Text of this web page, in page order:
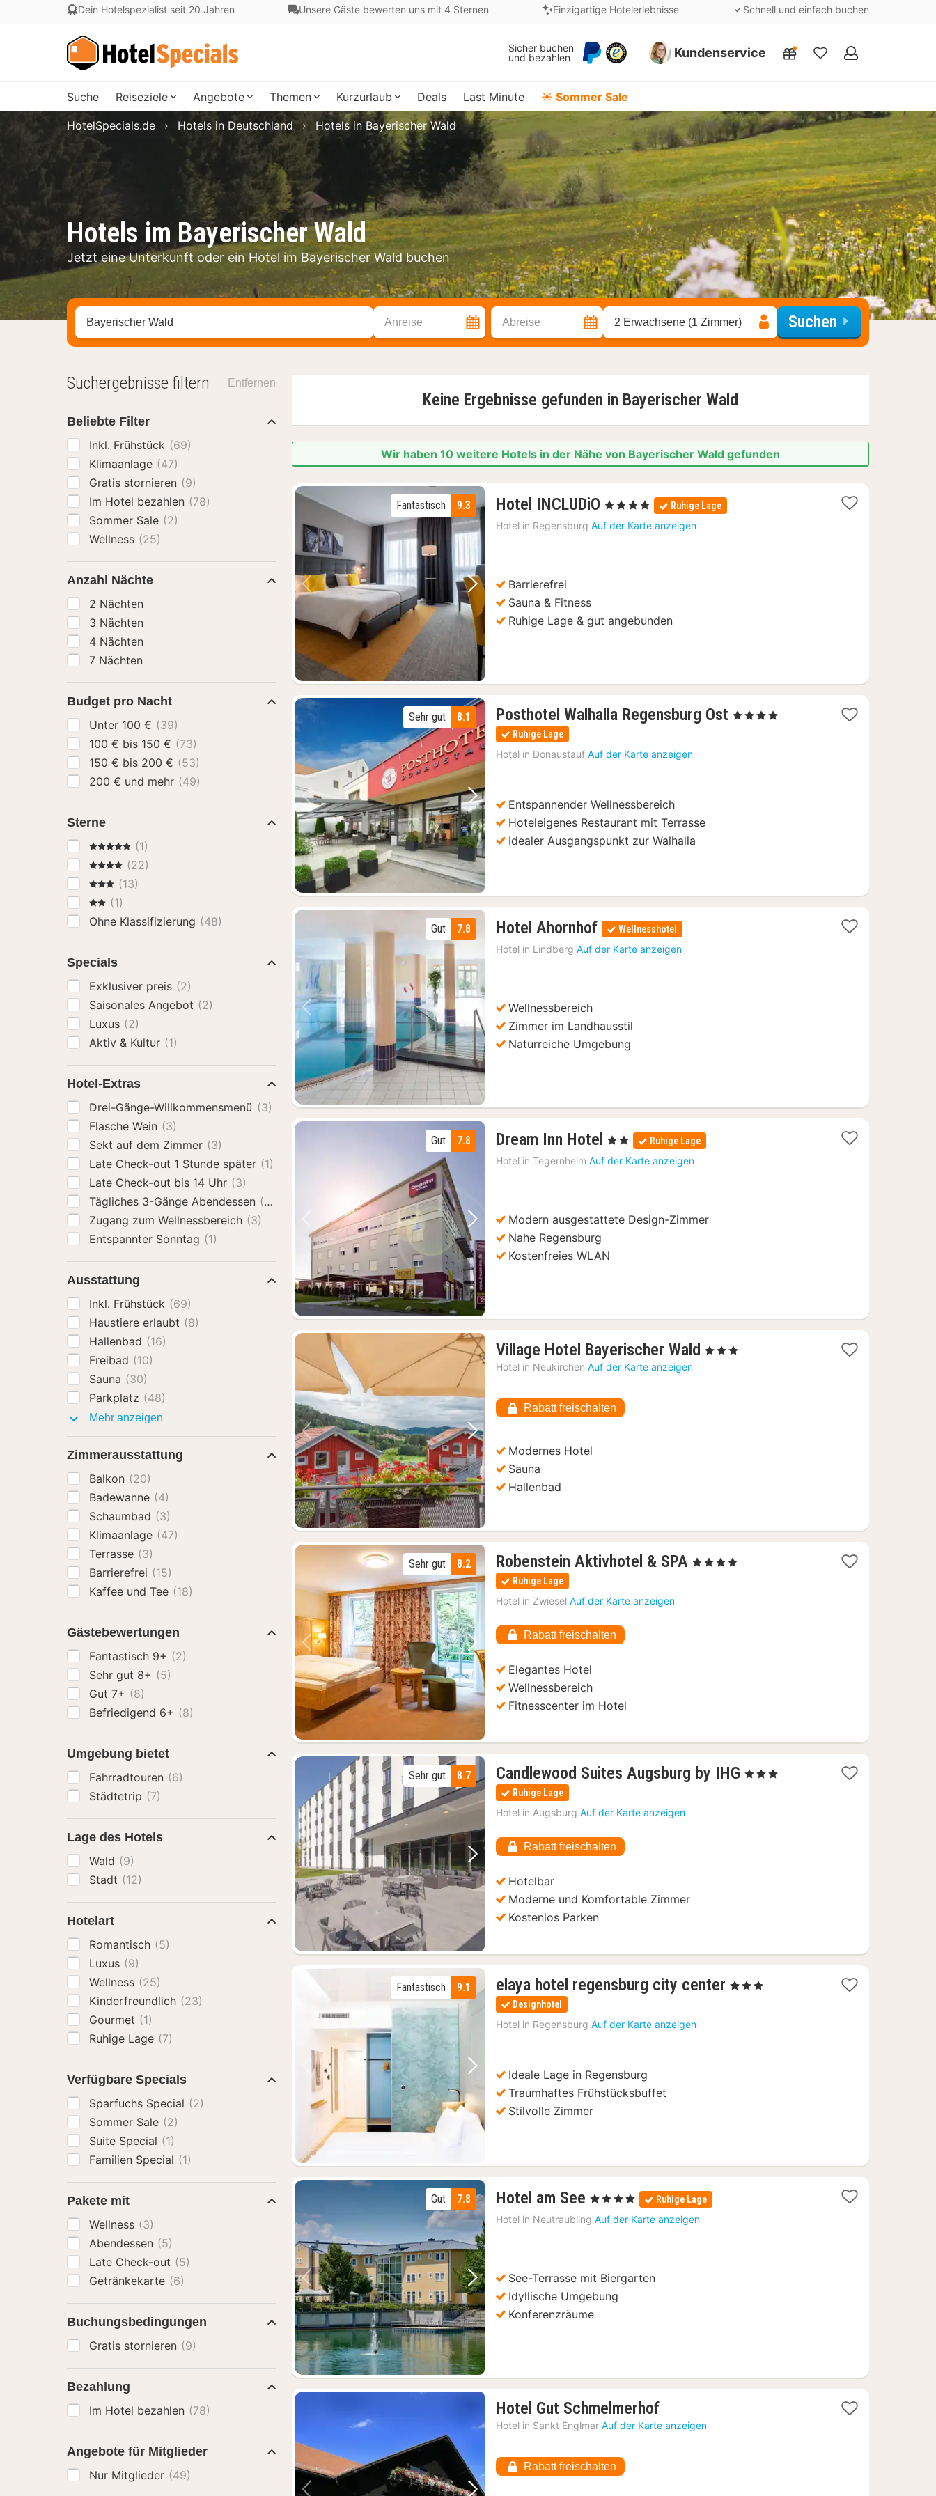
Dein Hotelspezialist seit 20 Jahren Unsere Gäste bewerten uns mit 4 Sternen Einzigartige Hotelerlebnisse Schnell und einfach buchen
Sicher buchen
und bezahlen
Kundenservice
Meine
Suche Reiseziele Angebote Themen Kurzurlaub Deals Last Minute ☀️ Sommer Sale
Hotels im Bayerischer Wald
Jetzt eine Unterkunft oder ein Hotel im Bayerischer Wald buchen
HotelSpecials.de Hotels in Deutschland Hotels in Bayerischer Wald
Stadt, Region oder Hotel suchen Anreise Abreise 2 Erwachsene (1 Zimmer) Suchen
Keine Ergebnisse gefunden in Bayerischer Wald
Wir haben 10 weitere Hotels in der Nähe von Bayerischer Wald gefunden
Vorheriges Bild Nächstes Bild
9.3
Fantastisch Hotel INCLUDiO 2
Nächte
ab
, 4 Sterne Ruhige Lage
Hotel in Regensburg Auf der Karte anzeigen
Barrierefrei
Sauna & Fitness
Ruhige Lage & gut angebunden
Vorheriges Bild Nächstes Bild
8.1
Sehr gut Posthotel Walhalla Regensburg Ost 1
, 4 Sterne
Ruhige Lage
Hotel in Donaustauf Auf der Karte anzeigen
Entspannender Wellnessbereich
Hoteleigenes Restaurant mit Terrasse
Idealer Ausgangspunkt zur Walhalla
Vorheriges Bild Nächstes Bild
7.8
Gut Hotel Ahornhof 1
Nacht
ab
Wellnesshotel
Hotel in Lindberg Auf der Karte anzeigen
Wellnessbereich
Zimmer im Landhausstil
Naturreiche Umgebung
Vorheriges Bild Nächstes Bild
7.8
Gut Dream Inn Hotel 1
Nacht
ab
, 2 Sterne Ruhige Lage
Hotel in Tegernheim Auf der Karte anzeigen
Modern ausgestattete Design-Zimmer
Nahe Regensburg
Kostenfreies WLAN
Vorheriges Bild Nächstes Bild
Village Hotel Bayerischer Wald 1
, 3 Sterne
Hotel in Neukirchen Auf der Karte anzeigen
Rabatt freischalten
Modernes Hotel
Sauna
Hallenbad
Vorheriges Bild Nächstes Bild
8.2
Sehr gut Robenstein Aktivhotel & SPA 1
, 4 Sterne
Ruhige Lage
Hotel in Zwiesel Auf der Karte anzeigen
Rabatt freischalten
Elegantes Hotel
Wellnessbereich
Fitnesscenter im Hotel
Vorheriges Bild Nächstes Bild
8.7
Sehr gut Candlewood Suites Augsburg by IHG 1
, 3 Sterne
Ruhige Lage
Hotel in Augsburg Auf der Karte anzeigen
Rabatt freischalten
Hotelbar
Moderne und Komfortable Zimmer
Kostenlos Parken
Vorheriges Bild Nächstes Bild
9.1
Fantastisch elaya hotel regensburg city center 1
, 3 Sterne
Designhotel
Hotel in Regensburg Auf der Karte anzeigen
Ideale Lage in Regensburg
Traumhaftes Frühstücksbuffet
Stilvolle Zimmer
Vorheriges Bild Nächstes Bild
7.8
Gut Hotel am See 1
Nacht
ab
, 4 Sterne Ruhige Lage
Hotel in Neutraubling Auf der Karte anzeigen
See-Terrasse mit Biergarten
Idyllische Umgebung
Konferenzräume
Hotel Gut Schmelmerhof1
Nacht
Hotel in Sankt Englmar Auf der Karte anzeigen
Rabatt freischalten
Suchergebnisse filtern Entfernen
Beliebte Filter
Inkl. Frühstück (69)
Klimaanlage (47)
Gratis stornieren (9)
Im Hotel bezahlen (78)
Sommer Sale (2)
Wellness (25)
Anzahl Nächte
2 Nächten
3 Nächten
4 Nächten
7 Nächten
Budget pro Nacht
Unter 100 € (39)
100 € bis 150 € (73)
150 € bis 200 € (53)
200 € und mehr (49)
Sterne
5 Sterne (1)
4 Sterne(22)
3 Sterne
(13)
2 Sterne
(1)
Ohne Klassifizierung (48)
Specials
Exklusiver preis (2)
Saisonales Angebot (2)
Luxus (2)
Aktiv & Kultur (1)
Hotel-Extras
Drei-Gänge-Willkommensmenü (3)
Flasche Wein (3)
Sekt auf dem Zimmer (3)
Late Check-out 1 Stunde später (1)
Late Check-out bis 14 Uhr (3)
Tägliches 3-Gänge Abendessen (2)
Zugang zum Wellnessbereich (3)
Entspannter Sonntag (1)
Ausstattung
Inkl. Frühstück (69)
Haustiere erlaubt (8)
Hallenbad (16)
Freibad (10)
Sauna (30)
Parkplatz (48)
Mehr anzeigen
Zimmerausstattung
Balkon (20)
Badewanne (4)
Schaumbad (3)
Klimaanlage (47)
Terrasse (3)
Barrierefrei (15)
Kaffee und Tee (18)
Gästebewertungen
Fantastisch 9+ (2)
Sehr gut 8+ (5)
Gut 7+ (8)
Befriedigend 6+ (8)
Umgebung bietet
Fahrradtouren (6)
Städtetrip (7)
Lage des Hotels
Wald (9)
Stadt (12)
Hotelart
Romantisch (5)
Luxus (9)
Wellness (25)
Kinderfreundlich (23)
Gourmet (1)
Ruhige Lage (7)
Verfügbare Specials
Sparfuchs Special (2)
Sommer Sale (2)
Suite Special (1)
Familien Special (1)
Pakete mit
Wellness (3)
Abendessen (5)
Late Check-out (5)
Getränkekarte (6)
Buchungsbedingungen
Gratis stornieren (9)
Bezahlung
Im Hotel bezahlen (78)
Angebote für Mitglieder
Nur Mitglieder (49)